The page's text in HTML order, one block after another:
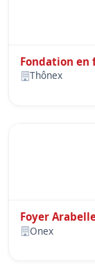
Fondation en
Thônex
Foyer
Onex